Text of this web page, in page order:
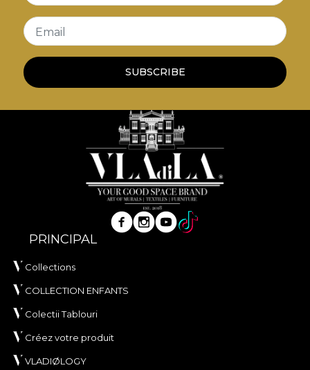
Email
SUBSCRIBE
PRINCIPAL
Collections
COLLECTION ENFANTS
Colectii Tablouri
Créez votre produit
VLADIØLOGY